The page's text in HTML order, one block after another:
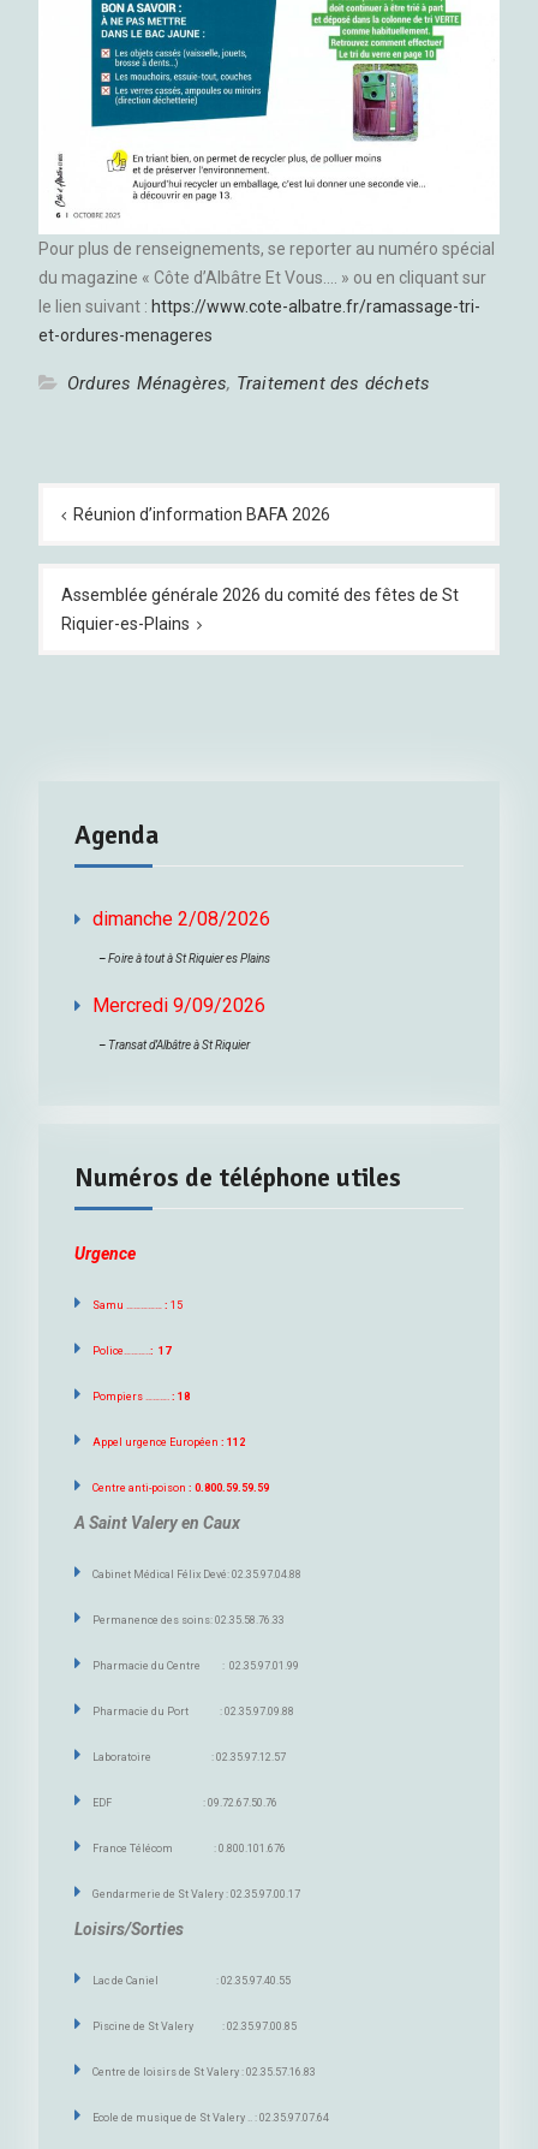
Pour plus de renseignements, se reporter au numéro spécial
du magazine « Côte d’Albâtre Et Vous…. » ou en cliquant sur
le lien suivant : https://www.cote-albatre.fr/ramassage-tri-
et-ordures-menageres
Ordures Ménagères, Traitement des déchets
Navigation
de
l’article
Réunion d’information BAFA 2026
Assemblée générale 2026 du comité des fêtes de St
Riquier-es-Plains
Agenda
dimanche 2/08/2026
–Foire à tout à St Riquier es Plains
Mercredi 9/09/2026
– Transat d’Albâtre à St Riquier
Numéros de téléphone utiles
Urgence
Samu …………… : 15
Police………..: 17
Pompiers ………. : 18
Appel urgence Européen : 112
Centre anti-poison : 0.800.59.59.59
A Saint Valery en Caux
Cabinet Médical Félix Devé: 02.35.97.04.88
Permanence des soins: 02.35.58.76.33
Pharmacie du Centre : 02.35.97.01.99
Pharmacie du Port : 02.35.97.09.88
Laboratoire : 02.35.97.12.57
EDF : 09.72.67.50.76
France Télécom : 0.800.101.676
Gendarmerie de St Valery : 02.35.97.00.17
Loisirs/Sorties
Lac de Caniel : 02.35.97.40.55
Piscine de St Valery : 02.35.97.00.85
Centre de loisirs de St Valery : 02.35.57.16.83
Ecole de musique de St Valery .. : 02.35.97.07.64